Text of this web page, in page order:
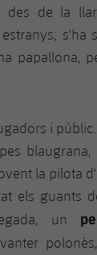
Amateur
des de la
s'ha
papallona,
i
la pilota
els guants
un